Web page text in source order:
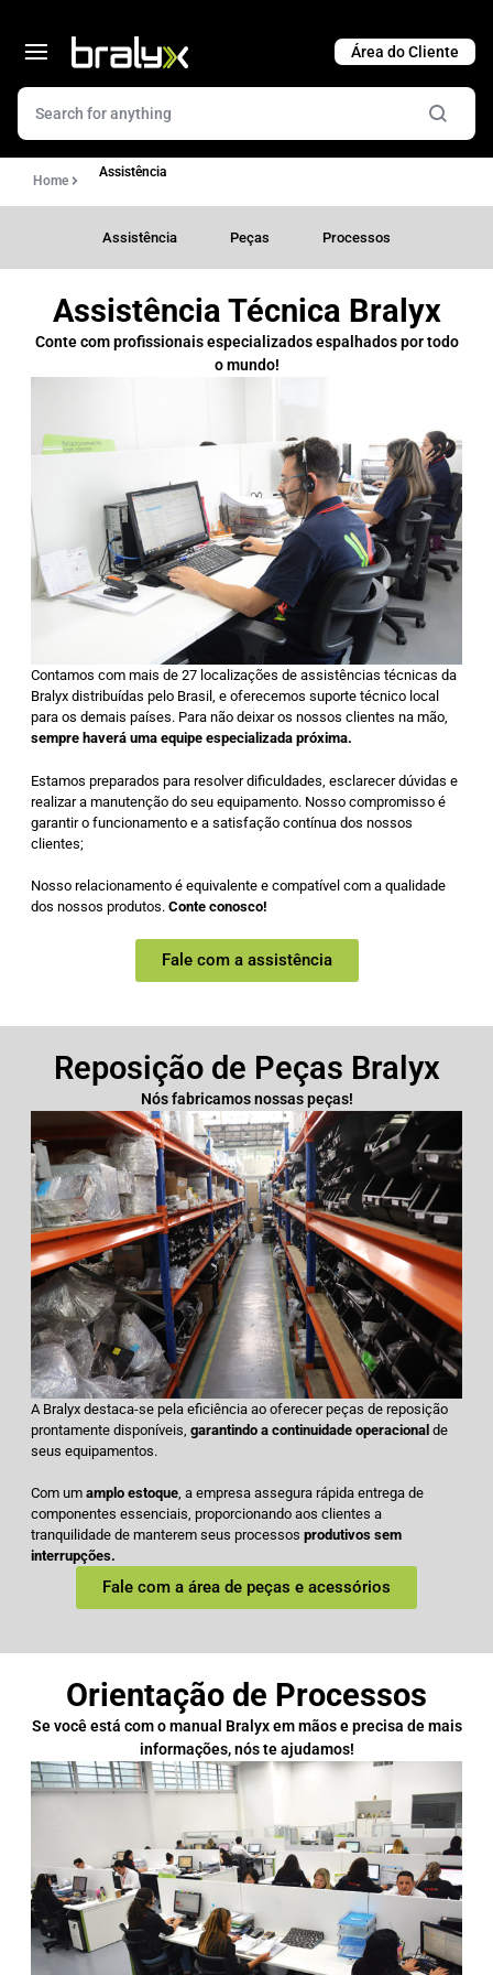
Home
Assistência
Assistência Peças Processos
Assistência Técnica Bralyx
Conte com profissionais especializados espalhados por todo
o mundo!
Contamos com mais de 27 localizações de assistências técnicas da
Bralyx distribuídas pelo Brasil, e oferecemos suporte técnico local
para os demais países. Para não deixar os nossos clientes na mão,
sempre haverá uma equipe especializada próxima.
Estamos preparados para resolver dificuldades, esclarecer dúvidas e
realizar a manutenção do seu equipamento. Nosso compromisso é
garantir o funcionamento e a satisfação contínua dos nossos
clientes;
Nosso relacionamento é equivalente e compatível com a qualidade
dos nossos produtos. Conte conosco!
Fale com a assistência
Reposição de Peças Bralyx
Nós fabricamos nossas peças!
A Bralyx destaca-se pela eficiência ao oferecer peças de reposição
prontamente disponíveis, garantindo a continuidade operacional de
seus equipamentos.
Com um amplo estoque, a empresa assegura rápida entrega de
componentes essenciais, proporcionando aos clientes a
tranquilidade de manterem seus processos produtivos sem
interrupções.
Fale com a área de peças e acessórios
Orientação de Processos
Se você está com o manual Bralyx em mãos e precisa de mais
informações, nós te ajudamos!